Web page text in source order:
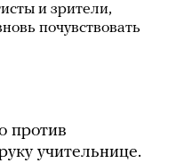
и зрители,
почувствовать
против
учительнице.